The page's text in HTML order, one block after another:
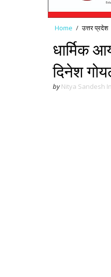
Home / उत्तर प्रदेश
धार्मिक
दिनेश
by Nitya Sandesh